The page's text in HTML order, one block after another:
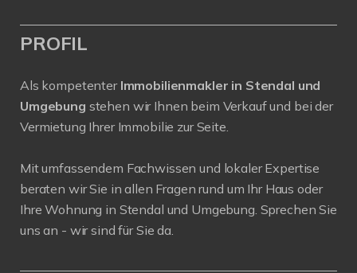
PROFIL
Als kompetenter Immobilienmakler in Stendal und
Umgebung stehen wir Ihnen beim Verkauf und bei der
Vermietung Ihrer Immobilie zur Seite.
Mit umfassendem Fachwissen und lokaler Expertise
beraten wir Sie in allen Fragen rund um Ihr Haus oder
Ihre Wohnung in Stendal und Umgebung. Sprechen Sie
uns an - wir sind für Sie da.